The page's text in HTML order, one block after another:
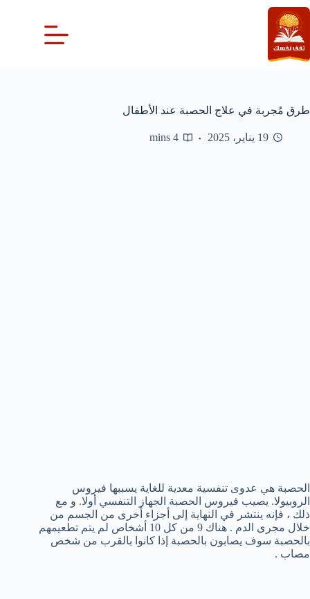
التجاوز
إلى
المحتوى
طرق مُجربة في علاج الحصبة عند الأطفال
19 يناير، 2025 4 mins
الحصبة هي عدوى تنفسية معدية للغاية يسببها فيروس
الروبيولا. يصيب فيروس الحصبة الجهاز التنفسي أولا. و مع
ذلك ، فإنه ينتشر في النهاية إلى أجزاء أخرى من الجسم من
خلال مجرى الدم . هناك 9 من كل 10 أشخاص لم يتم تطعيمهم
بالحصبة سوف يصابون بالحصبة إذا كانوا بالقرب من شخص
مصاب .